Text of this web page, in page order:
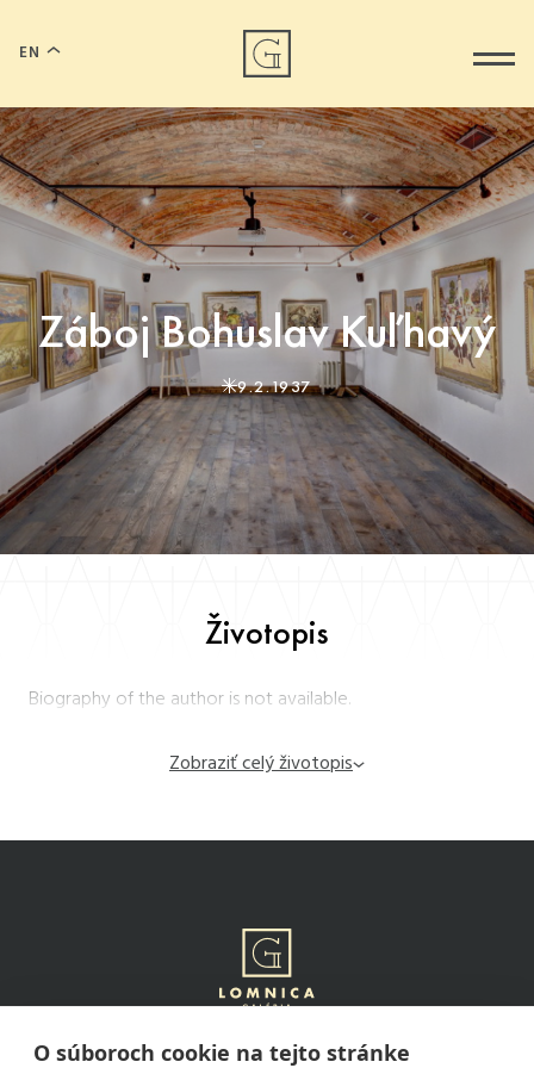
EN
Záboj Bohuslav Kuľhavý
9.2.1937
Životopis
Biography of the author is not available.
Zobraziť celý životopis
Tatranská Lomnica 92
O súboroch cookie na tejto stránke